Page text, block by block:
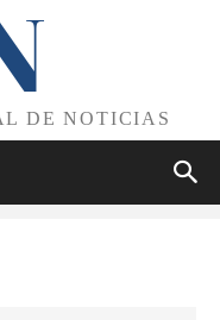
DE NOTICIAS